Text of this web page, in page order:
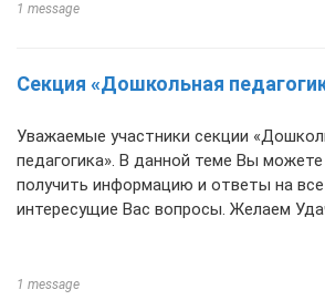
1 message
Секция «Дошкольная
Уважаемые участники секции
педагогика». В данной теме Вы можете
получить информацию и ответы на все
интересущие Вас вопросы. Желаем
1 message